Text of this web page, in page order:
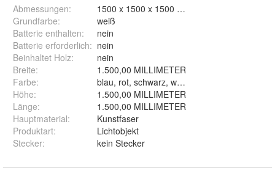
Abmessungen:
1500 x 1500 x 1500 mm
Grundfarbe:
weiß
Batterie enthalten:
nein
Batterie erforderlich: nein
Beinhaltet Holz:
nein
Breite:
1.500,00 MILLIMETER
Farbe:
blau, rot, schwarz, weiß
Höhe:
1.500,00 MILLIMETER
Länge:
1.500,00 MILLIMETER
Hauptmaterial:
Kunstfaser
Produktart:
Lichtobjekt
Stecker: kein Stecker